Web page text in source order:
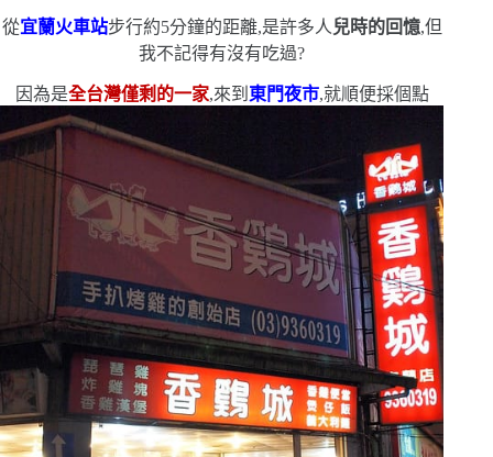
從宜蘭火車站步行約5分鐘的距離,是許多人 兒時的回憶,但
我不記得有沒有吃過?
因為是全台灣僅剩的一家,來到 東門夜市,就順便採個點